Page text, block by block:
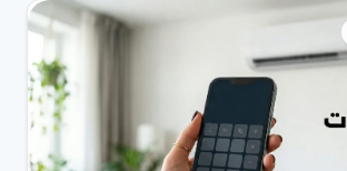
اطلب الخدمة